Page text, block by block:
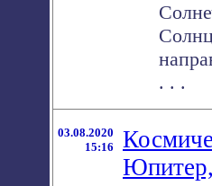
. . .
03.08.2020
15:16